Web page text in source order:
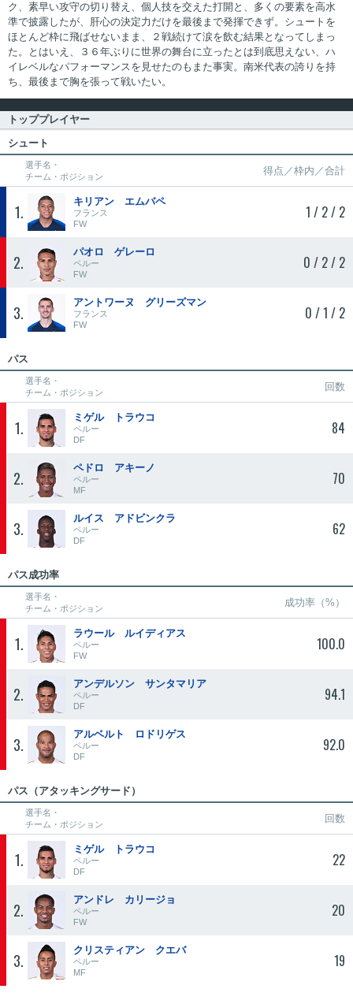
ク、素早い攻守の切り替え、個人技を交えた打開と、多くの要素を高水
準で披露したが、肝心の決定力だけを最後まで発揮できず。シュートを
ほとんど枠に飛ばせないまま、２戦続けて涙を飲む結果となってしまっ
た。とはいえ、３６年ぶりに世界の舞台に立ったとは到底思えない、ハ
イレベルなパフォーマンスを見せたのもまた事実。南米代表の誇りを持
ち、最後まで胸を張って戦いたい。
トッププレイヤー
シュート
選手名・
チーム・ポジション
得点／枠内／合計
1
キリアン エムバペ
フランス
FW
1 / 2 / 2
2
パオロ ゲレーロ
ペルー
FW
0 / 2 / 2
3
アントワーヌ グリーズマン
フランス
FW
0 / 1 / 2
パス
選手名・
チーム・ポジション
回数
1
ミゲル トラウコ
ペルー
DF
84
2
ペドロ アキーノ
ペルー
MF
70
3
ルイス アドビンクラ
ペルー
DF
62
パス成功率
選手名・
チーム・ポジション
成功率（%）
1
ラウール ルイディアス
ペルー
FW
100.0
2
アンデルソン サンタマリア
ペルー
DF
94.1
3
アルベルト ロドリゲス
ペルー
DF
92.0
パス（アタッキングサード）
選手名・
チーム・ポジション
回数
1
ミゲル トラウコ
ペルー
DF
22
2
アンドレ カリージョ
ペルー
FW
20
3
クリスティアン クエバ
ペルー
MF
19